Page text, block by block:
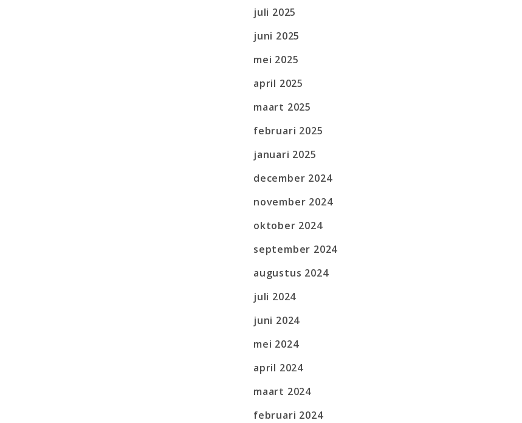
juli 2025
juni 2025
mei 2025
april 2025
maart 2025
februari 2025
januari 2025
december 2024
november 2024
oktober 2024
september 2024
augustus 2024
juli 2024
juni 2024
mei 2024
april 2024
maart 2024
februari 2024